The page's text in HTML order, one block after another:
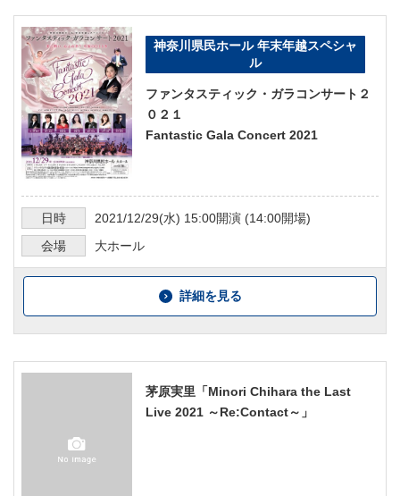
神奈川県民ホール 年末年越スペシャ
ル
ファンタスティック・ガラコンサート２
０２１
Fantastic Gala Concert 2021
日時 2021/12/29(水) 15:00開演 (14:00開場)
会場
大ホール
詳細を見る
茅原実里「Minori Chihara the Last
Live 2021 ～Re:Contact～」